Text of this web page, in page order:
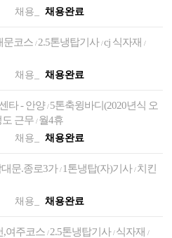
채용_ 채용완료
문코스/ 2.5톤냉탑기사/cj 식자재/
채용_ 채용완료
타 - 안양/ 5톤축윙바디(2020년식 오
도 근무/ 월4휴
채용_ 채용완료
문.종로3가/ 1톤냉탑(자)기사/ 치킨
채용_ 채용완료
,여주코스/ 2.5톤냉탑기사/ 식자재/